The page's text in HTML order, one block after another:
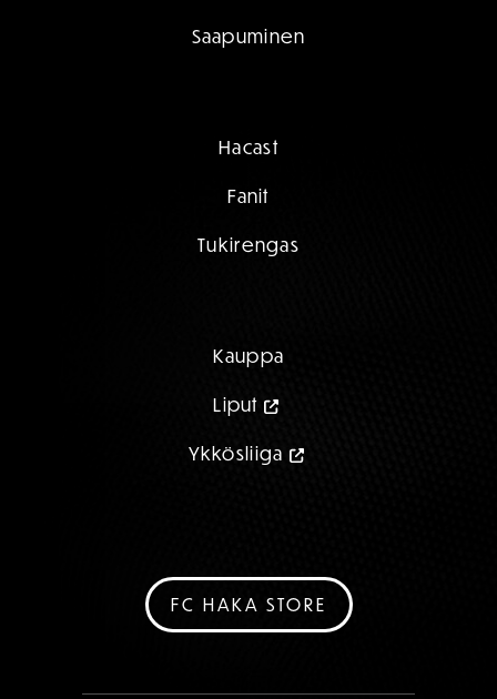
Saapuminen
Hacast
Fanit
Tukirengas
Kauppa
Liput
Ykkösliiga
FC HAKA STORE